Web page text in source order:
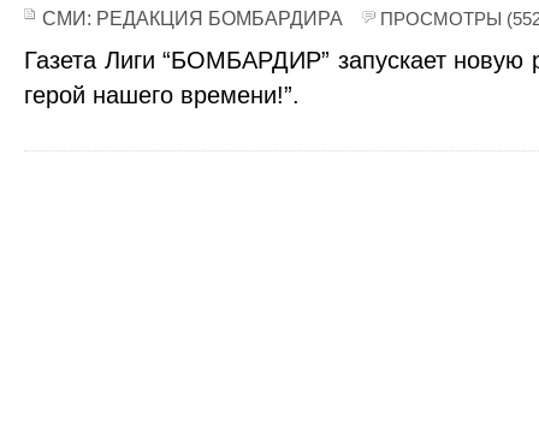
СМИ: РЕДАКЦИЯ БОМБАРДИРА ПРОСМОТРЫ
Газета Лиги “БОМБАРДИР” запускает новую
герой нашего времени!”.